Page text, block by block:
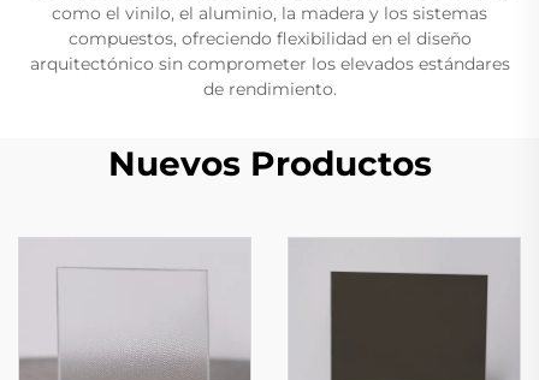
como el vinilo, el aluminio, la madera y los sistemas
compuestos, ofreciendo flexibilidad en el diseño
arquitectónico sin comprometer los elevados estándares
de rendimiento.
Nuevos Productos